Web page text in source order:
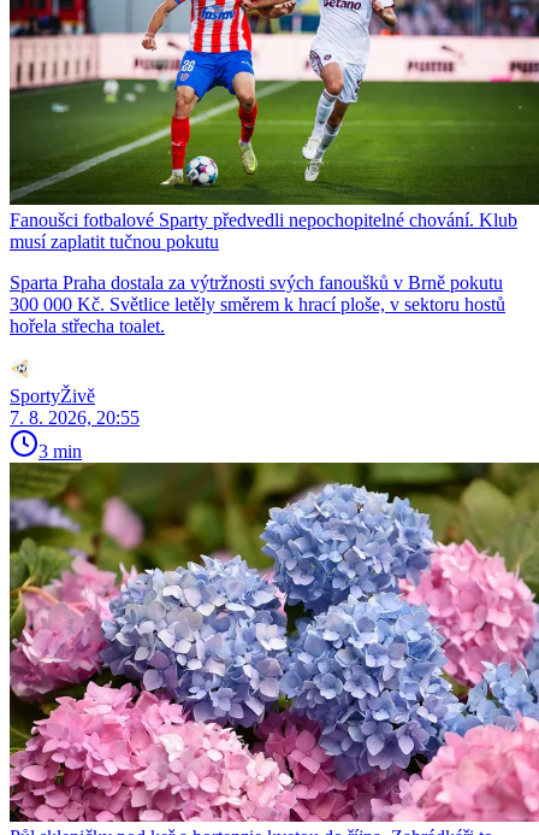
Fanoušci fotbalové Sparty předvedli nepochopitelné chování. Klub
musí zaplatit tučnou pokutu
Sparta Praha dostala za výtržnosti svých fanoušků v Brně pokutu
300 000 Kč. Světlice letěly směrem k hrací ploše, v sektoru hostů
hořela střecha toalet.
SportyŽivě
7. 8. 2026, 20:55
3 min